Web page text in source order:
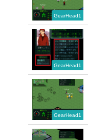
GearHead1
GearHead1
GearHead1